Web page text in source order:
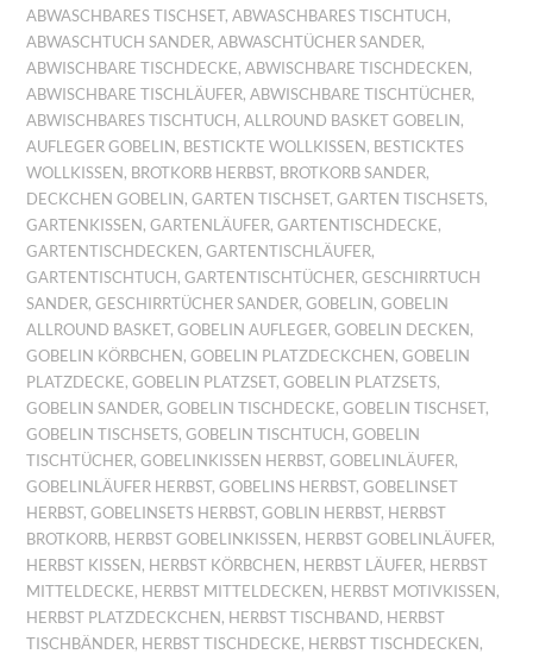
ABWASCHBARES TISCHSET,ABWASCHBARES TISCHTUCH,
ABWASCHTUCH SANDER,ABWASCHTÜCHER SANDER,
ABWISCHBARE TISCHDECKE,ABWISCHBARE TISCHDECKEN,
ABWISCHBARE TISCHLÄUFER,ABWISCHBARE TISCHTÜCHER,
ABWISCHBARES TISCHTUCH,ALLROUND BASKET GOBELIN,
AUFLEGER GOBELIN, BESTICKTE WOLLKISSEN, BESTICKTES
WOLLKISSEN, BROTKORB HERBST, BROTKORB SANDER,
DECKCHEN GOBELIN,GARTEN TISCHSET,GARTEN TISCHSETS,
GARTENKISSEN,GARTENLÄUFER,GARTENTISCHDECKE,
GARTENTISCHDECKEN,GARTENTISCHLÄUFER,
GARTENTISCHTUCH,GARTENTISCHTÜCHER,GESCHIRRTUCH
SANDER,GESCHIRRTÜCHER SANDER,GOBELIN,GOBELIN
ALLROUND BASKET,GOBELIN AUFLEGER,GOBELIN DECKEN,
GOBELIN KÖRBCHEN,GOBELIN PLATZDECKCHEN,GOBELIN
PLATZDECKE,GOBELIN PLATZSET,GOBELIN PLATZSETS,
GOBELIN SANDER,GOBELIN TISCHDECKE,GOBELIN TISCHSET,
GOBELIN TISCHSETS,GOBELIN TISCHTUCH,GOBELIN
TISCHTÜCHER,GOBELINKISSEN HERBST,GOBELINLÄUFER,
GOBELINLÄUFER HERBST,GOBELINS HERBST,GOBELINSET
HERBST,GOBELINSETS HERBST,GOBLIN HERBST, HERBST
BROTKORB, HERBST GOBELINKISSEN, HERBST GOBELINLÄUFER,
HERBST KISSEN, HERBST KÖRBCHEN, HERBST LÄUFER, HERBST
MITTELDECKE, HERBST MITTELDECKEN, HERBST MOTIVKISSEN,
HERBST PLATZDECKCHEN, HERBST TISCHBAND, HERBST
TISCHBÄNDER, HERBST TISCHDECKE, HERBST TISCHDECKEN,